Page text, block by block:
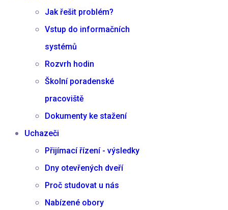
Jak řešit problém?
Vstup do informačních
systémů
Rozvrh hodin
Školní poradenské
pracoviště
Dokumenty ke stažení
Uchazeči
Přijímací řízení - výsledky
Dny otevřených dveří
Proč studovat u nás
Nabízené obory